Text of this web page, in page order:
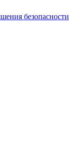
безопасности